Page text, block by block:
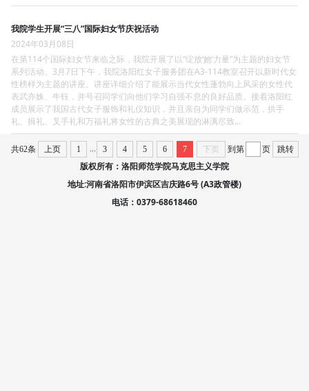
我院学生开展“三八”国际妇女节庆祝活动
2024年03月08日
在第114个国际妇女节来临之际，我院开展了以“绽放‘她’力量”为主题的妇女节
系列活动。3月7日下午，我院洛阳红女子服务团在A3-114教室召开以新时代女
性榜样为主题的讲座。讲座详细介绍了能展示当代女性蓬勃向上风采的女性代
表武亦姝、牛钰，并号召同学们向他们学习自强不息的良好品质。接着洛阳红
成员展示了我国古代女子服饰和礼仪知识，并且亲自为同学们做示范，拱手
礼、揖礼、叉手礼和万福礼将女性的古典之美展现的淋漓尽致...
共62条 上页 1 3 4 5 6 7 下页 到第 页 跳转
版权所有：洛阳师范学院马克思主义学院
地址:河南省洛阳市伊滨区吉庆路6号 (A3政管楼)
电话：0379-68618460